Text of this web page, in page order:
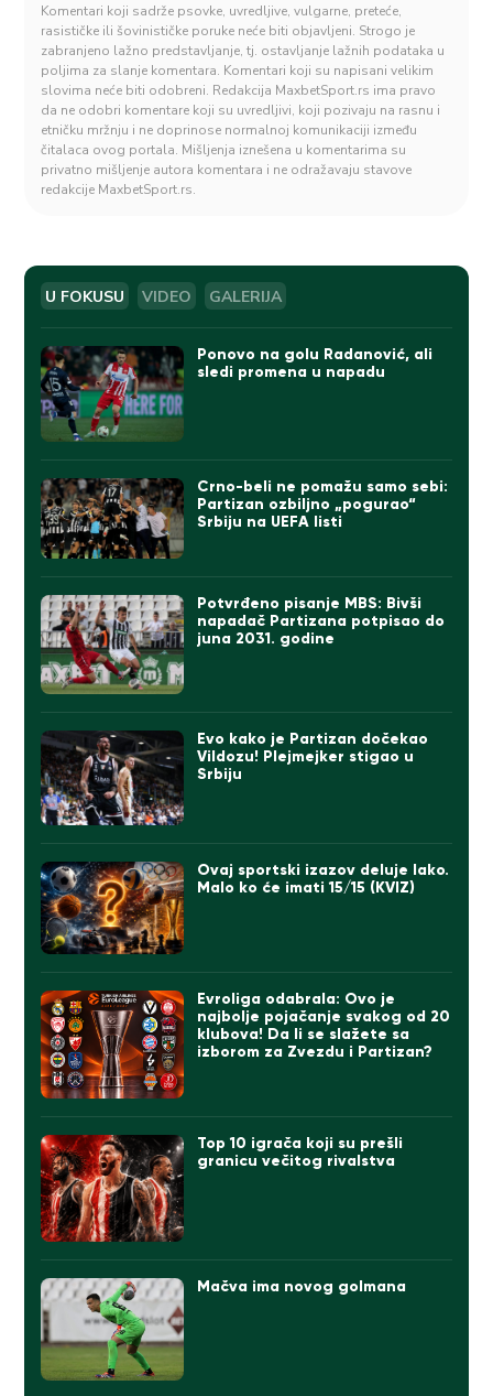
Komentari koji sadrže psovke, uvredljive, vulgarne, preteće,
rasističke ili šovinističke poruke neće biti objavljeni. Strogo je
zabranjeno lažno predstavljanje, tj. ostavljanje lažnih podataka u
poljima za slanje komentara. Komentari koji su napisani velikim
slovima neće biti odobreni. Redakcija MaxbetSport.rs ima pravo
da ne odobri komentare koji su uvredljivi, koji pozivaju na rasnu i
etničku mržnju i ne doprinose normalnoj komunikaciji između
čitalaca ovog portala. Mišljenja iznešena u komentarima su
privatno mišljenje autora komentara i ne odražavaju stavove
redakcije MaxbetSport.rs.
U FOKUSU VIDEO GALERIJA
Ponovo na golu Radanović, ali
sledi promena u napadu
Crno-beli ne pomažu samo sebi:
Partizan ozbiljno „pogurao“
Srbiju na UEFA listi
Potvrđeno pisanje MBS: Bivši
napadač Partizana potpisao do
juna 2031. godine
Evo kako je Partizan dočekao
Vildozu! Plejmejker stigao u
Srbiju
Ovaj sportski izazov deluje lako.
Malo ko će imati 15/15 (KVIZ)
Evroliga odabrala: Ovo je
najbolje pojačanje svakog od 20
klubova! Da li se slažete sa
izborom za Zvezdu i Partizan?
Top 10 igrača koji su prešli
granicu večitog rivalstva
Mačva ima novog golmana